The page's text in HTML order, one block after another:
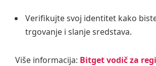
Verifikujte svoj identitet kako
trgovanje i slanje sredstava.
Više informacija: Bitget vodič za